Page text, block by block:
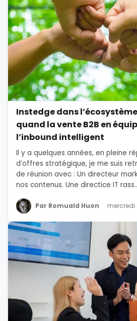
Instedge dans
quand la vente B2B en
l’inbound intelligent
Il y a quelques années, en pleine
d’offres stratégique, je me suis
de réunion avec : Un directeur
nos contenus. Une directice IT
Par Romuald Huon mercredi